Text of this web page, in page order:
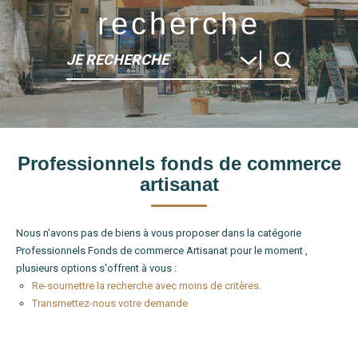
recherche
JE RECHERCHE
Type de bien
Localité
Professionnels fonds de commerce
artisanat
Nous n'avons pas de biens à vous proposer dans la catégorie
Professionnels Fonds de commerce Artisanat pour le moment ,
plusieurs options s'offrent à vous :
Re-soumettre la recherche avec moins de critères.
Transmettez-nous votre demande